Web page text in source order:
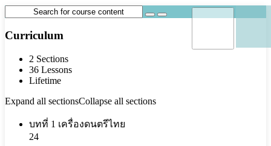
Curriculum
2 Sections
36 Lessons
Lifetime
Expand all sectionsCollapse all sections
บทที่ 1 เครื่องดนตรีไทย
24